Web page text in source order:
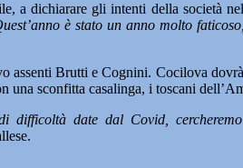
a dichiarare gli intenti della società
è stato un anno molto
assenti Brutti e Cognini. Cocilova
una sconfitta casalinga, i toscani
difficoltà date dal Covid,